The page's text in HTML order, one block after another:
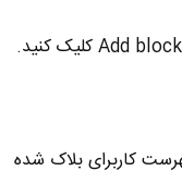
کاربرای بلاک شده